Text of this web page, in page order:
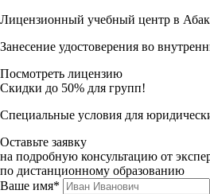
Лицензионный учебный центр в
Занесение удостоверения во
Посмотреть лицензию
Скидки до 50% для групп!
Специальные условия для
Оставьте заявку
на подробную консультацию от
по дистанционному образованию
Ваше имя*